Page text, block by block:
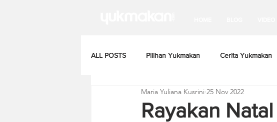
ALL POSTS Pilihan Yukmakan Cerita Yukmakan
Rayakan
Maria Yuliana Kusrini 25 Nov 2022